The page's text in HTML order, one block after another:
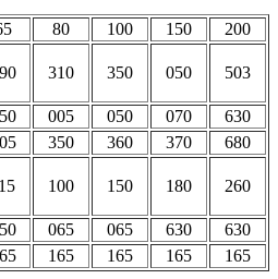
80 100 150 200
310 350 050 503
005 050 070
630
350 360 370 680
100 150 180 260
065 065 630
630
165 165 165 165